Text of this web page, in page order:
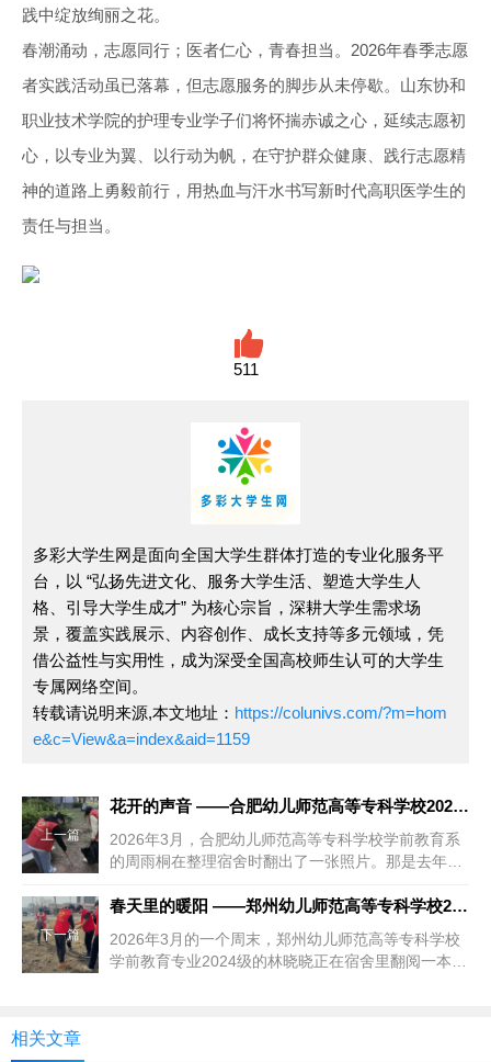
践中绽放绚丽之花。
春潮涌动，志愿同行；医者仁心，青春担当。2026年春季志愿
者实践活动虽已落幕，但志愿服务的脚步从未停歇。山东协和
职业技术学院的护理专业学子们将怀揣赤诚之心，延续志愿初
心，以专业为翼、以行动为帆，在守护群众健康、践行志愿精
神的道路上勇毅前行，用热血与汗水书写新时代高职医学生的
责任与担当。
511
多彩大学生网是面向全国大学生群体打造的专业化服务平
台，以 “弘扬先进文化、服务大学生活、塑造大学生人
格、引导大学生成才” 为核心宗旨，深耕大学生需求场
景，覆盖实践展示、内容创作、成长支持等多元领域，凭
借公益性与实用性，成为深受全国高校师生认可的大学生
专属网络空间。
转载请说明来源,本文地址： https://colunivs.com/?m=hom
e&c=View&a=index&aid=1159
上一篇
花开的声音 ——合肥幼儿师范高等专科学校2026年春季志愿者
2026年3月，合肥幼儿师范高等专科学校学前教育系
的周雨桐在整理宿舍时翻出了一张照片。那是去年暑
下一篇
春天里的暖阳 ——郑州幼儿师范高等专科学校2026年春季志愿
2026年3月的一个周末，郑州幼儿师范高等专科学校
学前教育专业2024级的林晓晓正在宿舍里翻阅一本绘
相关文章